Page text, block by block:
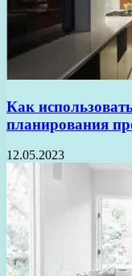
Как
планирования
12.05.2023